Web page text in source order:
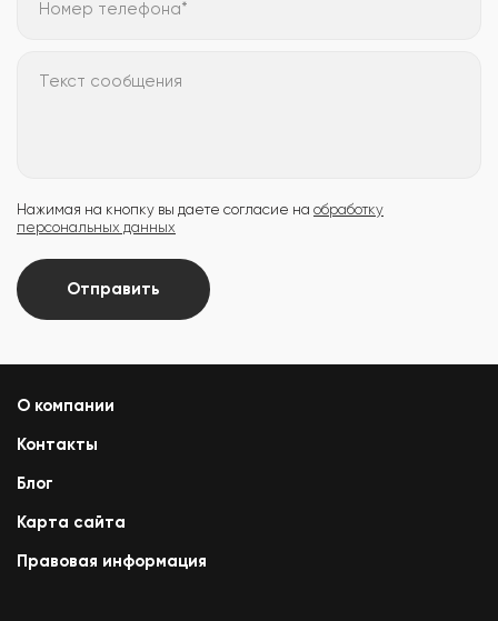
Номер телефона*
Текст сообщения
Нажимая на кнопку вы даете согласие на обработку
персональных данных
Отправить
О компании
Контакты
Блог
Карта сайта
Правовая информация